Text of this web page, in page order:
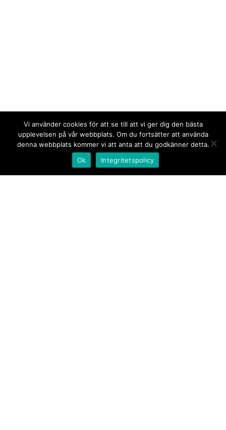
Vi använder cookies för att se till att vi ger dig den bästa
upplevelsen på vår webbplats. Om du fortsätter att använda
denna webbplats kommer vi att anta att du godkänner detta.
Ok
Integritetspolicy